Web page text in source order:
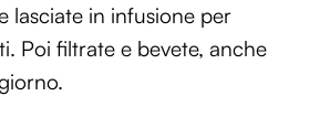
lasciate in infusione per
Poi filtrate e bevete, anche